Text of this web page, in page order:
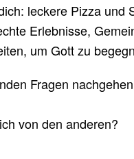
leckere Pizza und
Erlebnisse,
um Gott zu
Fragen
von den anderen?